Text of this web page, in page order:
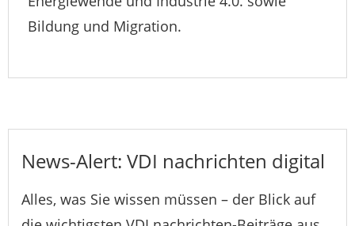
Bildung und Migration.
News-Alert: VDI nachrichten digital
Alles, was Sie wissen müssen – der Blick auf